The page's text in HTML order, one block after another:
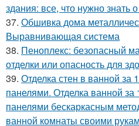
здания: все, что нужно знать
37. Обшивка дома
Выравнивающая система
38. Пеноплекс: безопасный
отделки или опасность для
39. Отделка стен в ванной за
панелями. Отделка ванной
панелями бескаркасным
ванной комнаты своими